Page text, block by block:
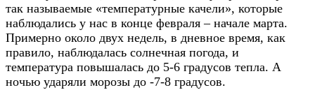
так называемые «температурные качели», которые
наблюдались у нас в конце февраля – начале марта.
Примерно около двух недель, в дневное время, как
правило, наблюдалась солнечная погода, и
температура повышалась до 5-6 градусов тепла. А
ночью ударяли морозы до -7-8 градусов.